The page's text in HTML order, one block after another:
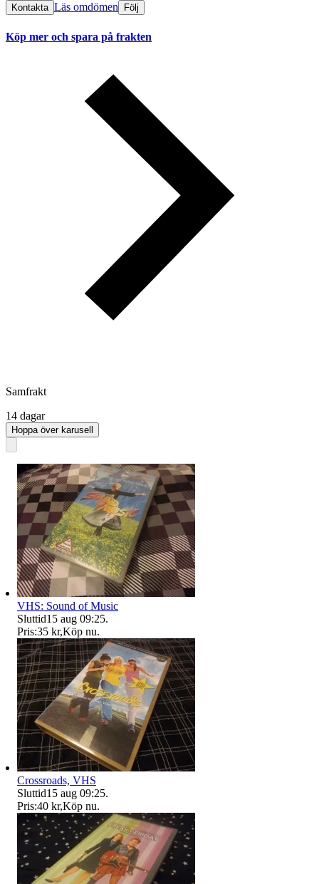
Kontakta Läs omdömen Följ
Köp mer och spara på frakten
Samfrakt
14 dagar
Hoppa över karusell
VHS: Sound of Music
Sluttid15 aug 09:25.
Pris:35 kr,Köp nu.
Crossroads, VHS
Sluttid15 aug 09:25.
Pris:40 kr,Köp nu.